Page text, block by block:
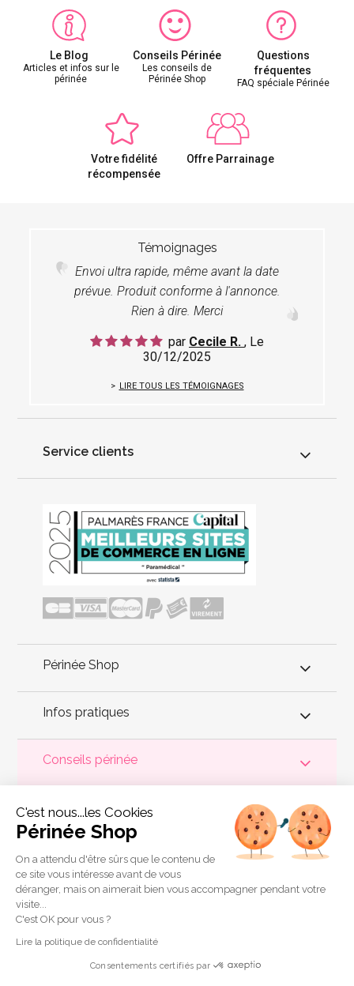
Le Blog
Articles et infos sur le
périnée
Conseils Périnée
Les conseils de
Périnée Shop
Questions
fréquentes
FAQ spéciale Périnée
Votre fidélité
récompensée
Offre Parrainage
Témoignages
Envoi ultra rapide, même avant la date
prévue. Produit conforme à l'annonce.
Rien à dire. Merci
par Cecile R. , Le
30/12/2025
LIRE TOUS LES TÉMOIGNAGES
Service clients
Périnée Shop
Infos pratiques
Conseils périnée
de muscler et de rééduquer le plancher pelvienpour éviter les
problèmes d'incontinence
, de pesanteur pelvienne, de manque
de sensations durant les rapports sexuels et de petites
fuites
Périnée Shop
a sélectionné les meilleures solutions
pour la rééducation périnéale et pour l'auto-traitement de
l'incontinence à domicile :
biofeedback,cônes vaginaux
connectées etaccessoires pour exercices de Kegel.
Copyright 2011 © Périnée Shop
Conditions générales de vente
Mentions légales
C'est nous...les Cookies
Périnée Shop
On a attendu d'être sûrs que le contenu de
ce site vous intéresse avant de vous
déranger, mais on aimerait bien vous accompagner pendant votre
visite...
C'est OK pour vous ?
Lire la politique de confidentialité
Consentements certifiés par